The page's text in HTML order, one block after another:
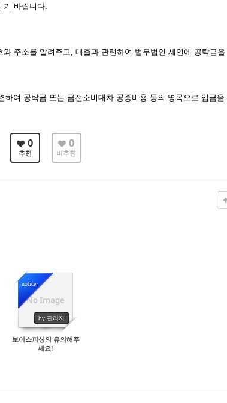
기 바랍니다.
주소를 알려주고, 대출과 관련하여 법무법인 세연에 공탁금을
여 공탁금 또는 금전소비대차 공증비용 등의 명목으로 입금을
0
추천
0
비추천
No Image
notice
by 관리자
6755
보이스피싱의 유의해주
세요!